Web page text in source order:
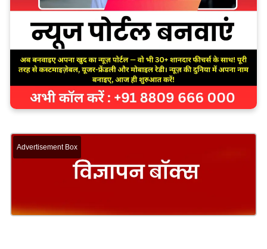
Advertisement Box